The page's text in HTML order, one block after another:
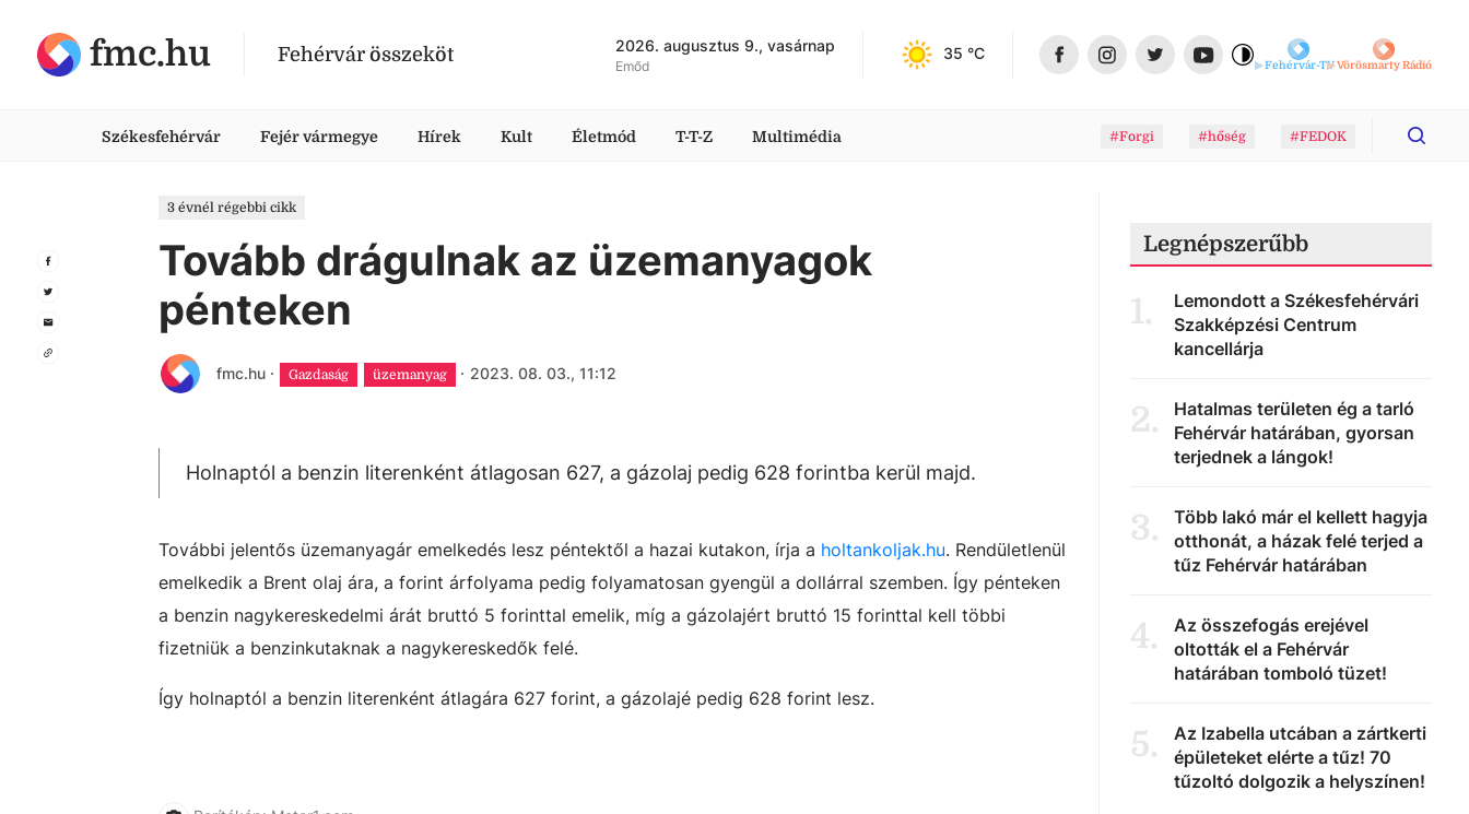
fmc.hu Fehérvár összeköt 2026. augusztus 9., vasárnap
Emőd
35 °C
Fehérvár-TVVörösmarty Rádió
Székesfehérvár Fejér vármegye Hírek Kult Életmód T-T-Z Multimédia #Forgi #hőség #FEDOK
3 évnél régebbi cikk
Tovább drágulnak az üzemanyagok
pénteken
fmc.hu · Gazdaság üzemanyag · 2023. 08. 03., 11:12
Holnaptól a benzin literenként átlagosan 627, a gázolaj pedig 628 forintba kerül majd.
További jelentős üzemanyagár emelkedés lesz péntektől a hazai kutakon, írja a holtankoljak.hu. Rendületlenül
emelkedik a Brent olaj ára, a forint árfolyama pedig folyamatosan gyengül a dollárral szemben. Így pénteken
a benzin nagykereskedelmi árát bruttó 5 forinttal emelik, míg a gázolajért bruttó 15 forinttal kell többi
fizetniük a benzinkutaknak a nagykereskedők felé.
Így holnaptól a benzin literenként átlagára 627 forint, a gázolajé pedig 628 forint lesz.
Legnépszerűbb
1.
Lemondott a Székesfehérvári
Szakképzési Centrum
kancellárja
2.
Hatalmas területen ég a tarló
Fehérvár határában, gyorsan
terjednek a lángok!
3.
Több lakó már el kellett hagyja
otthonát, a házak felé terjed a
tűz Fehérvár határában
4.
Az összefogás erejével
oltották el a Fehérvár
határában tomboló tüzet!
5.
Az Izabella utcában a zártkerti
épületeket elérte a tűz! 70
tűzoltó dolgozik a helyszínen!